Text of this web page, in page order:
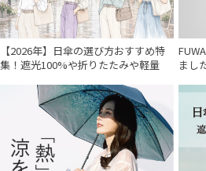
【2026年】日傘の選び方おすすめ特
集！遮光100%や折りたたみや軽量
まし